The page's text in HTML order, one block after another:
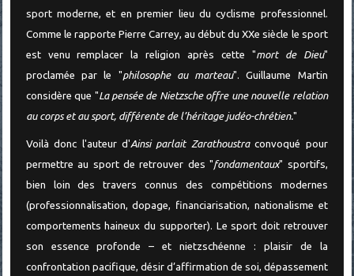
sport moderne, et en premier lieu du cyclisme professionnel.
Comme le rapporte Pierre Carrey, au début du XXe siècle le sport
est venu remplacer la religion après cette "mort de Dieu"
proclamée par le "philosophe au marteau". Guillaume Martin
considère que "La pensée de Nietzsche offre une nouvelle relation
au corps et au sport, différente de l’héritage judéo-chrétien."
Voilà donc l'auteur d'Ainsi parlait Zarathoustraconvoqué pour
permettre au sport de retrouver des "fondamentaux" sportifs,
bien loin des travers connus des compétitions modernes
(professionnalisation, dopage, financiarisation, nationalisme et
comportements haineux du supporter). Le sport doit retrouver
son essence profonde – et nietzschéenne : plaisir de la
confrontation pacifique, désir d’affirmation de soi, dépassement